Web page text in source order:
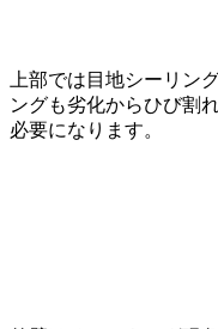
上部では目地シーリン
ングも劣化からひび割
必要になります。